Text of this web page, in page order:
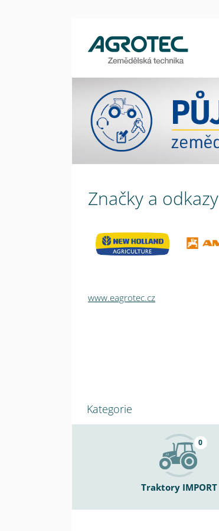
Značky a odkazy
www.eagrotec.cz
Kategorie
Traktory IMPORT
0